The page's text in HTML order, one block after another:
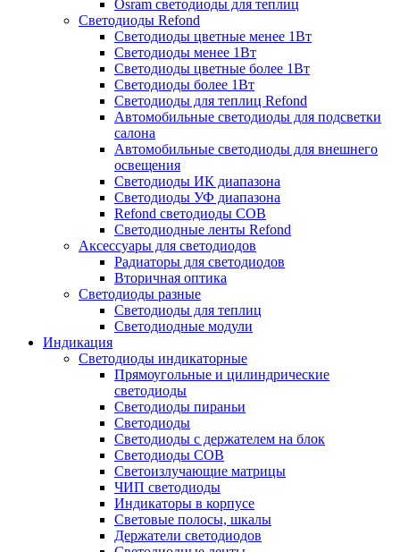
Osram светодиоды для теплиц
Светодиоды Refond
Светодиоды цветные менее 1Вт
Светодиоды менее 1Вт
Светодиоды цветные более 1Вт
Светодиоды более 1Вт
Светодиоды для теплиц Refond
Автомобильные светодиоды для подсветки
салона
Автомобильные светодиоды для внешнего
освещения
Светодиоды ИК диапазона
Светодиоды УФ диапазона
Refond светодиоды COB
Светодиодные ленты Refond
Аксессуары для светодиодов
Радиаторы для светодиодов
Вторичная оптика
Светодиоды разные
Светодиоды для теплиц
Светодиодные модули
Индикация
Светодиоды индикаторные
Прямоугольные и цилиндрические
светодиоды
Светодиоды пираньи
Светодиоды
Светодиоды с держателем на блок
Светодиоды COB
Светоизлучающие матрицы
ЧИП светодиоды
Индикаторы в корпусе
Световые полосы, шкалы
Держатели светодиодов